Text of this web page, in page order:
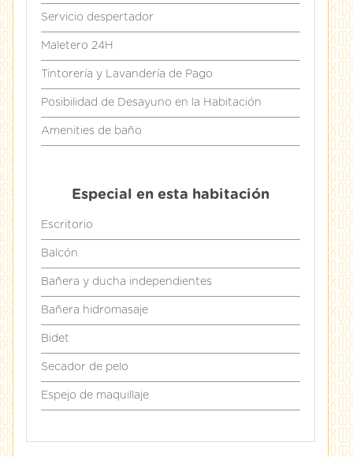
Servicio despertador
Maletero 24H
Tintorería y Lavandería de Pago
Posibilidad de Desayuno en la Habitación
Amenities de baño
Especial en esta habitación
Escritorio
Balcón
Bañera y ducha independientes
Bañera hidromasaje
Bidet
Secador de pelo
Espejo de maquillaje